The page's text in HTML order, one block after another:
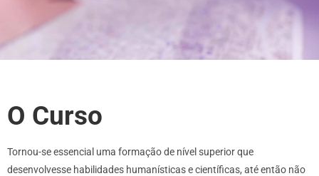
O Curso
Tornou-se essencial uma formação de nível superior que
desenvolvesse habilidades humanísticas e científicas, até então não